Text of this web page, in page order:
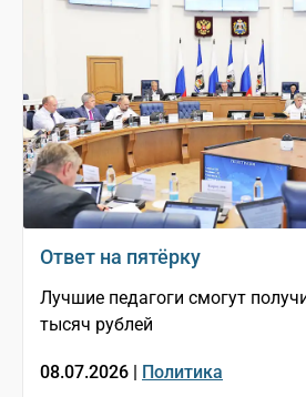
Ответ на пятёрку
Лучшие педагоги смогут
тысяч рублей
08.07.2026 | Политика